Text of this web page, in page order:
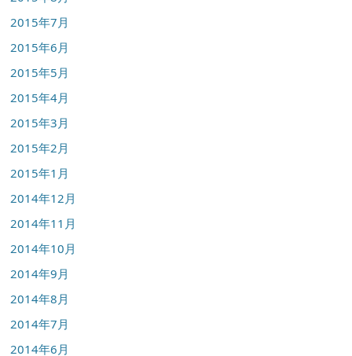
2015年7月
2015年6月
2015年5月
2015年4月
2015年3月
2015年2月
2015年1月
2014年12月
2014年11月
2014年10月
2014年9月
2014年8月
2014年7月
2014年6月